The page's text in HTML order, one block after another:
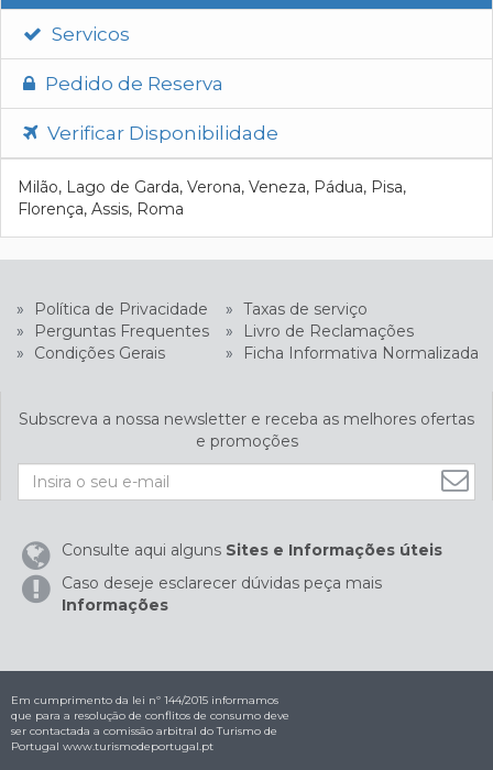
Servicos
Pedido de Reserva
Verificar Disponibilidade
Milão, Lago de Garda, Verona, Veneza, Pádua, Pisa,
Florença, Assis, Roma
» Política de Privacidade » Taxas de serviço
»
Perguntas Frequentes »
Livro de Reclamações
»
Condições Gerais » Ficha Informativa Normalizada
Subscreva a nossa newsletter e receba as melhores ofertas
e promoções
Consulte aqui alguns Sites e Informações úteis
Caso deseje esclarecer dúvidas peça mais
Informações
Em cumprimento da lei nº 144/2015 informamos
que para a resolução de conflitos de consumo deve
ser contactada a comissão arbitral do Turismo de
Portugal www.turismodeportugal.pt